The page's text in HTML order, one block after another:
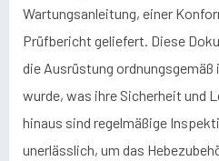
Wartungsanleitung, einer
Prüfbericht geliefert. Diese
die Ausrüstung
wurde, was ihre Sicherheit und
hinaus sind regelmäßige
unerlässlich, um das